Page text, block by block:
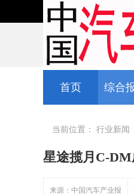
首页 综合
当前位置： 行业新闻
星途揽月C-
来源：中国汽车产业报